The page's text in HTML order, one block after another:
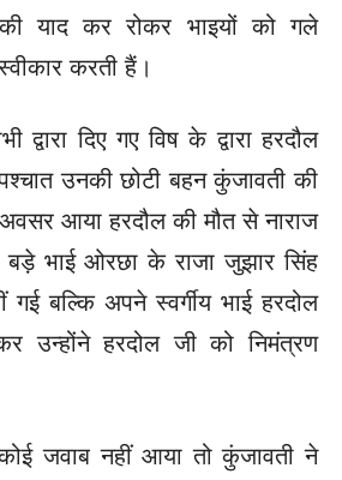
याद कर रोकर भाइयों को गले
करती हैं।
द्वारा दिए गए विष के द्वारा हरदौल
उनकी छोटी बहन कुंजावती की
आया हरदौल की मौत से नाराज
भाई ओरछा के राजा जुझार सिंह
गई बल्कि अपने स्वर्गीय भाई हरदोल
उन्होंने हरदोल जी को निमंत्रण
जवाब नहीं आया तो कुंजावती ने